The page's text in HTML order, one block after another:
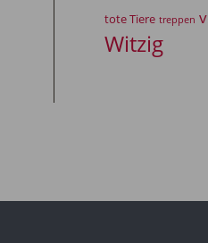
tote Tiere treppen
Witzig